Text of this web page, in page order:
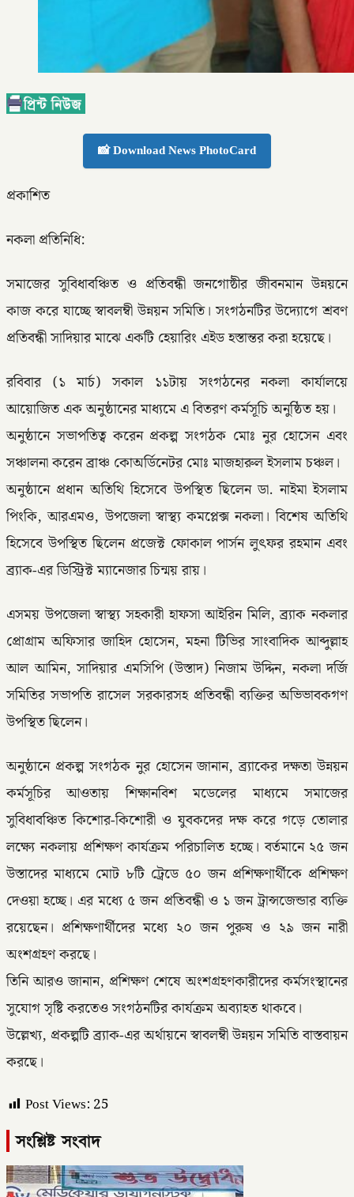
📸 Download News PhotoCard
প্রকাশিত
নকলা প্রতিনিধি:
সমাজের সুবিধাবঞ্চিত ও প্রতিবন্ধী জনগোষ্ঠীর জীবনমান উন্নয়নে
কাজ করে যাচ্ছে স্বাবলম্বী উন্নয়ন সমিতি। সংগঠনটির উদ্যোগে শ্রবণ
প্রতিবন্ধী সাদিয়ার মাঝে একটি হেয়ারিং এইড হস্তান্তর করা হয়েছে।
রবিবার (১ মার্চ) সকাল ১১টায় সংগঠনের নকলা কার্যালয়ে
আয়োজিত এক অনুষ্ঠানের মাধ্যমে এ বিতরণ কর্মসূচি অনুষ্ঠিত হয়।
অনুষ্ঠানে সভাপতিত্ব করেন প্রকল্প সংগঠক মোঃ নুর হোসেন এবং
সঞ্চালনা করেন ব্রাঞ্চ কোঅর্ডিনেটর মোঃ মাজহারুল ইসলাম চঞ্চল।
অনুষ্ঠানে প্রধান অতিথি হিসেবে উপস্থিত ছিলেন ডা. নাইমা ইসলাম
পিংকি, আরএমও, উপজেলা স্বাস্থ্য কমপ্লেক্স নকলা। বিশেষ অতিথি
হিসেবে উপস্থিত ছিলেন প্রজেক্ট ফোকাল পার্সন লুৎফর রহমান এবং
ব্র্যাক-এর ডিস্ট্রিক্ট ম্যানেজার চিন্ময় রায়।
এসময় উপজেলা স্বাস্থ্য সহকারী হাফসা আইরিন মিলি, ব্র্যাক নকলার
প্রোগ্রাম অফিসার জাহিদ হোসেন, মহনা টিভির সাংবাদিক আব্দুল্লাহ
আল আমিন, সাদিয়ার এমসিপি (উস্তাদ) নিজাম উদ্দিন, নকলা দর্জি
সমিতির সভাপতি রাসেল সরকারসহ প্রতিবন্ধী ব্যক্তির অভিভাবকগণ
উপস্থিত ছিলেন।
অনুষ্ঠানে প্রকল্প সংগঠক নুর হোসেন জানান, ব্র্যাকের দক্ষতা উন্নয়ন
কর্মসূচির আওতায় শিক্ষানবিশ মডেলের মাধ্যমে সমাজের
সুবিধাবঞ্চিত কিশোর-কিশোরী ও যুবকদের দক্ষ করে গড়ে তোলার
লক্ষ্যে নকলায় প্রশিক্ষণ কার্যক্রম পরিচালিত হচ্ছে। বর্তমানে ২৫ জন
উস্তাদের মাধ্যমে মোট ৮টি ট্রেডে ৫০ জন প্রশিক্ষণার্থীকে প্রশিক্ষণ
দেওয়া হচ্ছে। এর মধ্যে ৫ জন প্রতিবন্ধী ও ১ জন ট্রান্সজেন্ডার ব্যক্তি
রয়েছেন। প্রশিক্ষণার্থীদের মধ্যে ২০ জন পুরুষ ও ২৯ জন নারী
অংশগ্রহণ করছে।
তিনি আরও জানান, প্রশিক্ষণ শেষে অংশগ্রহণকারীদের কর্মসংস্থানের
সুযোগ সৃষ্টি করতেও সংগঠনটির কার্যক্রম অব্যাহত থাকবে।
উল্লেখ্য, প্রকল্পটি ব্র্যাক-এর অর্থায়নে স্বাবলম্বী উন্নয়ন সমিতি বাস্তবায়ন
করছে।
Post Views: 25
সংশ্লিষ্ট সংবাদ